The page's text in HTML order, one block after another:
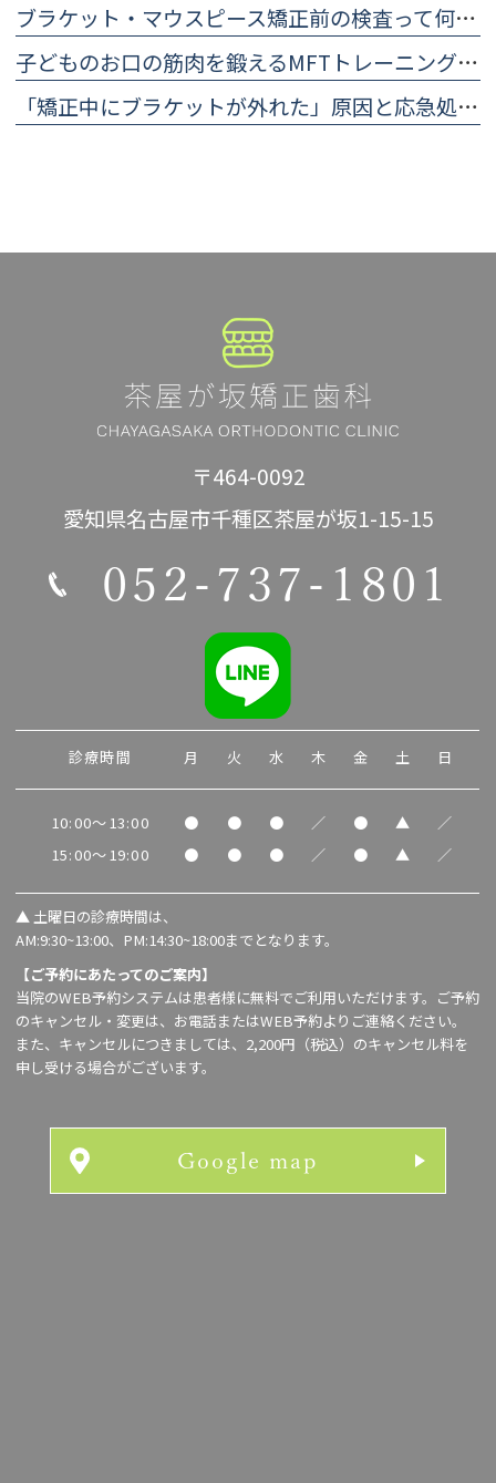
ブラケット・マウスピース矯正前の検査って何をする？ 治療計画に欠かせない精密検査について
子どものお口の筋肉を鍛えるMFTトレーニング（口腔筋機能療法）のやり方
「矯正中にブラケットが外れた」原因と応急処置・歯科医院に行くまでの対処法
〒464-0092
愛知県名古屋市千種区茶屋が坂1-15-15
052-737-1801
診療時間 月 火 水 木 金 土 日
10:00～13:00 ● ● ● ／ ● ▲
／
15:00～19:00
● ● ● ／ ● ▲ ／
▲土曜日の診療時間は、
AM:9:30~13:00、PM:14:30~18:00までとなります。
【ご予約にあたってのご案内】
当院のWEB予約システムは患者様に無料でご利用いただけます。ご予約
のキャンセル・変更は、お電話またはWEB予約よりご連絡ください。
また、キャンセルにつきましては、2,200円（税込）のキャンセル料を
申し受ける場合がございます。
Google map